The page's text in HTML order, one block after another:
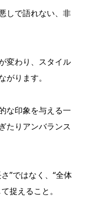
しで語れない、非
変わり、スタイル
ります。
な印象を与える一
たりアンバランス
”ではなく、“全体
捉えること。